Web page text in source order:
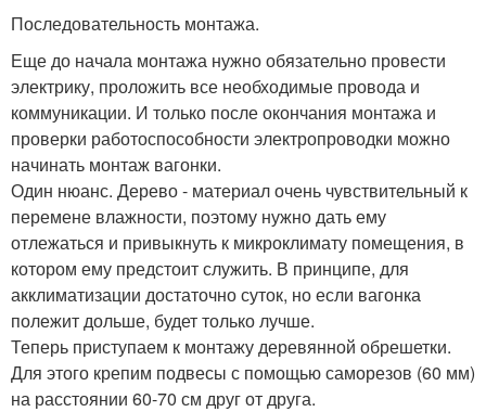
Последовательность монтажа.
Еще до начала монтажа нужно обязательно провести
электрику, проложить все необходимые провода и
коммуникации. И только после окончания монтажа и
проверки работоспособности электропроводки можно
начинать монтаж вагонки.
Один нюанс. Дерево - материал очень чувствительный к
перемене влажности, поэтому нужно дать ему
отлежаться и привыкнуть к микроклимату помещения, в
котором ему предстоит служить. В принципе, для
акклиматизации достаточно суток, но если вагонка
полежит дольше, будет только лучше.
Теперь приступаем к монтажу деревянной обрешетки.
Для этого крепим подвесы с помощью саморезов (60 мм)
на расстоянии 60-70 см друг от друга.